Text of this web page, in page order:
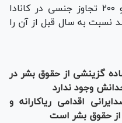
در سال ۲۰۲۱ بیش از ۳۴ هزار و ۲۰۰ تجاوز جنسی در کانادا
که ۱۸ درصد رشد نسبت به سال قبل از آن را
گزینشی از حقوق بشر در
وجود ندارد
اقدامی ریاکارانه و
از حقوق بشر است